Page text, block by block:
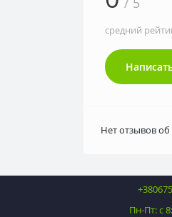
средний
Нет отзывов
Пн-Пт: с